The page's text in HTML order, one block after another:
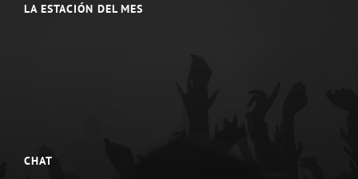
LA ESTACIÓN DEL MES
CHAT